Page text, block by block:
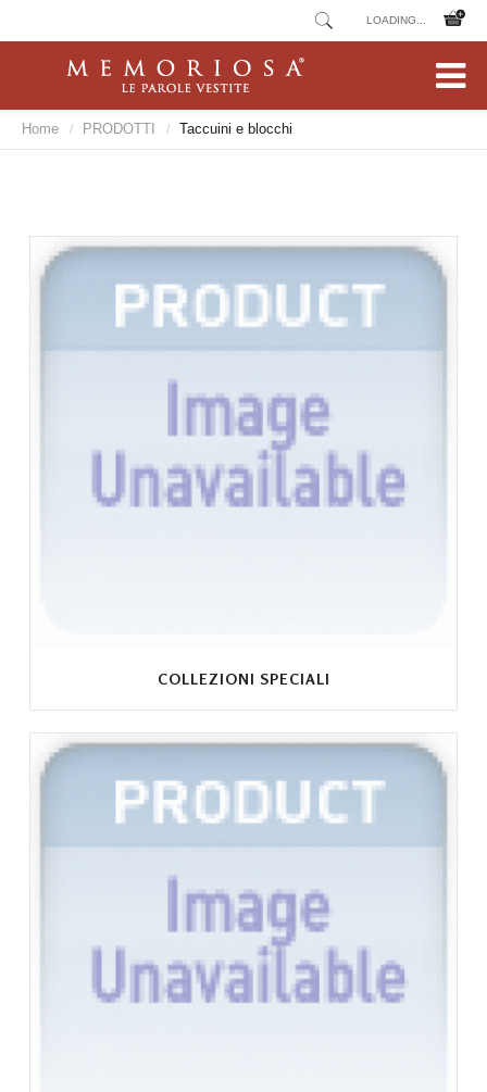
LOADING...
Home / PRODOTTI / Taccuini e blocchi
COLLEZIONI SPECIALI